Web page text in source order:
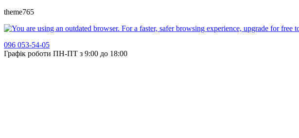
theme765
096 053-54-05
Графік роботи ПН-ПТ з 9:00 до 18:00